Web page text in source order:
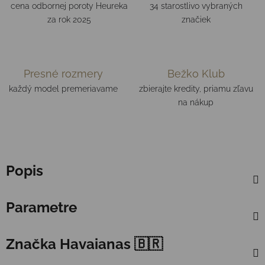
cena odbornej poroty Heureka
za rok 2025
34 starostlivo vybraných
značiek
Presné rozmery
každý model premeriavame
Bežko Klub
zbierajte kredity, priamu zľavu
na nákup
Popis
Parametre
Značka Havaianas 🇧🇷